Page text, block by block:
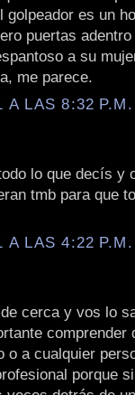
golpeador es un
puertas
a su
me parece.
A LAS 8:32 P.M.
lo que decís y
tmb para que
A LAS 4:22 P.M.
cerca y vos lo
comprender
o a cualquier
porque